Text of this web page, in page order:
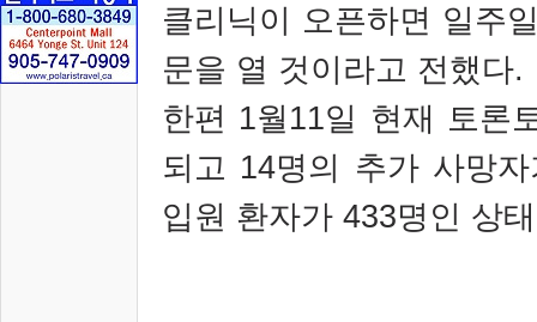
클리닉이 오픈하면 일주
문을 열 것이라고 전했다.
한편 1월11일 현재 토론
되고 14명의 추가 사망
입원 환자가 433명인 상